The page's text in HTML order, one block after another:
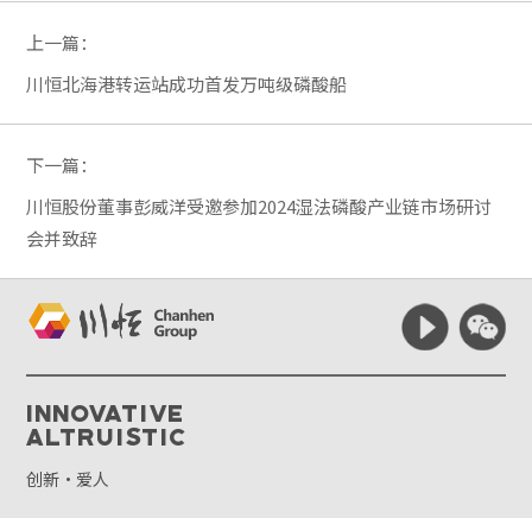
上一篇：
川恒北海港转运站成功首发万吨级磷酸船
下一篇：
川恒股份董事彭威洋受邀参加2024湿法磷酸产业链市场研讨
会并致辞
Innovative
Altruistic
创新·爱人